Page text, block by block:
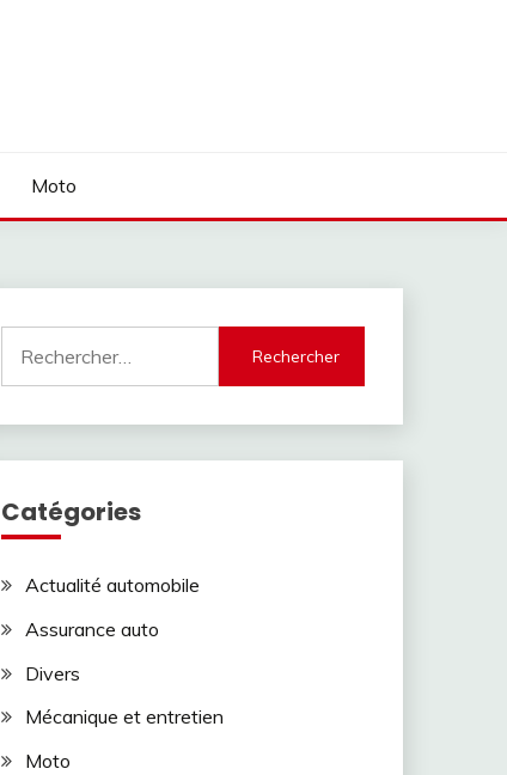
Moto
Catégories
Actualité automobile
Assurance auto
Divers
Mécanique et entretien
Moto